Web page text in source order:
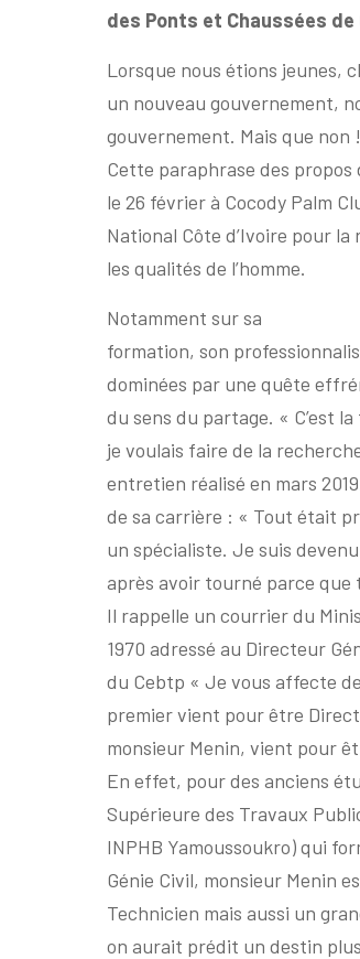
des Ponts et Chaussées de
Lorsque nous étions jeunes,
un nouveau gouvernement,
gouvernement. Mais que non !
Cette paraphrase des
le 26 février à Cocody Palm
National Côte d’Ivoire pour
les qualités de l’homme.
Notamment sur sa
formation, son
dominées par une quête
du sens du partage. « C’est
je voulais faire de la
entretien réalisé en mars
de sa carrière : « Tout était
un spécialiste. Je suis
après avoir tourné parce
Il rappelle un courrier du
1970 adressé au Directeur
du Cebtp « Je vous affecte
premier vient pour être
monsieur Menin, vient pour
En effet, pour des anciens
Supérieure des Travaux
INPHB Yamoussoukro) qui
Génie Civil, monsieur Menin
Technicien mais aussi un
on aurait prédit un destin plus